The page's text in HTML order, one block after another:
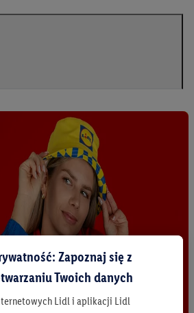
Zapoznaj się z
Twoich danych
Lidl i aplikacji Lidl